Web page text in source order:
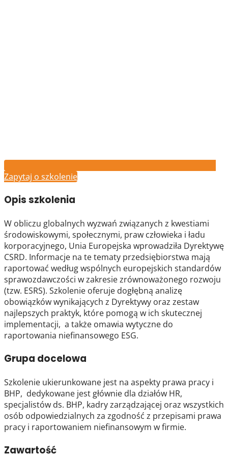
Zapytaj o szkolenie
Opis szkolenia
W obliczu globalnych wyzwań związanych z kwestiami
środowiskowymi, społecznymi, praw człowieka i ładu
korporacyjnego, Unia Europejska wprowadziła Dyrektywę
CSRD. Informacje na te tematy przedsiębiorstwa mają
raportować według wspólnych europejskich standardów
sprawozdawczości w zakresie zrównoważonego rozwoju
(tzw. ESRS). Szkolenie oferuje dogłębną analizę
obowiązków wynikających z Dyrektywy oraz zestaw
najlepszych praktyk, które pomogą w ich skutecznej
implementacji, a także omawia wytyczne do
raportowania niefinansowego ESG.
Grupa docelowa
Szkolenie ukierunkowane jest na aspekty prawa pracy i
BHP, dedykowane jest głównie dla działów HR,
specjalistów ds. BHP, kadry zarządzającej oraz wszystkich
osób odpowiedzialnych za zgodność z przepisami prawa
pracy i raportowaniem niefinansowym w firmie.
Zawartość